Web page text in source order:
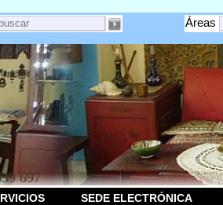
Áreas
697
SEDE ELECTRÓNICA